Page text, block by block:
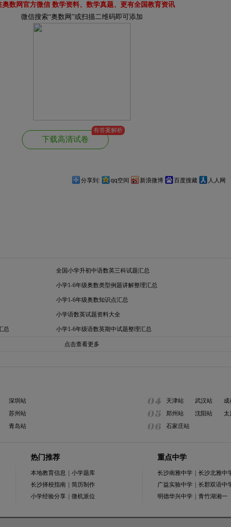
奥数网官方微信 数学资料、数学真题、更有全国教育资讯
微信搜索“奥数网”或扫描二维码即可添加
下载高清试卷
有答案解析
分享到: qq空间 新浪微博 百度搜藏 人人网
全国小学升初中语数英三科试题汇总
小学1-6年级奥数类型例题讲解整理汇总
小学1-6年级奥数知识点汇总
小学语数英试题资料大全
总 小学1-6年级语数英期中试题整理汇总
点击查看更多
深圳站 天津站 武汉站
成
苏州站 郑州站 沈阳站 太
青岛站 石家庄站
热门推荐
本地教育信息
小学题库
长沙择校指南
简历制作
小学经验分享
微机派位
重点中学
长沙南雅中学
长沙北雅中
广益实验中学
长郡双语中
明德华兴中学
青竹湖湘一